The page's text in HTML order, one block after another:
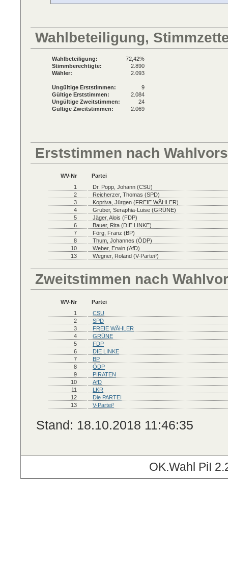
Wahlbeteiligung,
Wahlbeteiligung:
72,42%
Stimmberechtigte:
2.890
Wähler:
2.093
Ungültige Erststimmen:
9
Gültige Erststimmen:
2.084
Ungültige Zweitstimmen:
24
Gültige Zweitstimmen:
2.069
Erststimmen nach
WV-Nr
Partei
1
Dr. Popp, Johann (CSU)
2
Reicherzer, Thomas (SPD)
3
Kopriva, Jürgen (FREIE WÄHLER)
4
Gruber, Seraphia-Luise (GRÜNE)
5
Jäger, Alois (FDP)
6
Bauer, Rita (DIE LINKE)
7
Förg, Franz (BP)
8
Thum, Johannes (ÖDP)
10
Weber, Erwin (AfD)
13
Wegner, Roland (V-Partei³)
Zweitstimmen nach
WV-Nr
Partei
1
CSU
2
SPD
3
FREIE WÄHLER
4
GRÜNE
5
FDP
6
DIE LINKE
7
BP
8
ÖDP
9
PIRATEN
10
AfD
11
LKR
12
Die PARTEI
13
V-Partei³
Stand: 18.10.2018 11:46:35
OK.Wahl PiI